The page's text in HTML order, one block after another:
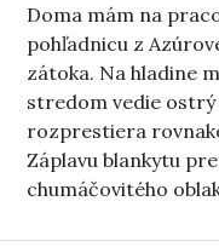
Doma mám na
pohľadnicu z
zátoka. Na hladine
stredom vedie
rozprestiera
Záplavu blankytu
chumáčovitého